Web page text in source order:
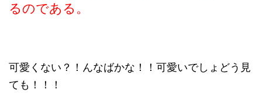
るのである。
可愛くない？！んなばかな！！可愛いでしょどう見
ても！！！